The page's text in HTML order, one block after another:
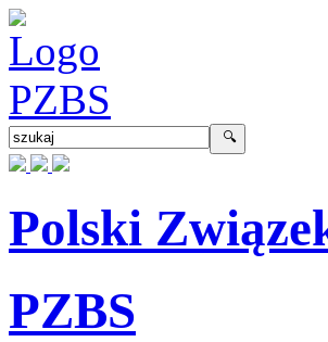
Polski
PZBS